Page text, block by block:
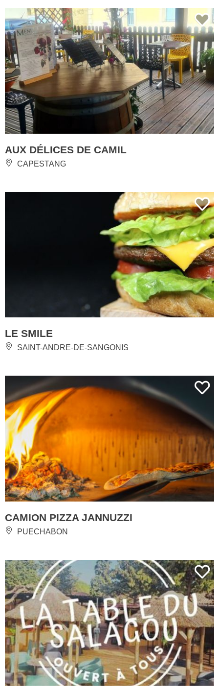
AUX DÉLICES DE CAMIL
CAPESTANG
LE SMILE
SAINT-ANDRE-DE-SANGONIS
CAMION PIZZA JANNUZZI
PUECHABON